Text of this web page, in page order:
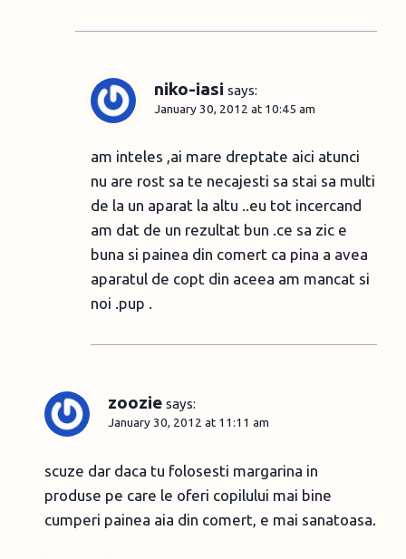
niko-iasi says:
January 30, 2012 at 10:45 am
am inteles ,ai mare dreptate aici atunci
nu are rost sa te necajesti sa stai sa multi
de la un aparat la altu ..eu tot incercand
am dat de un rezultat bun .ce sa zic e
buna si painea din comert ca pina a avea
aparatul de copt din aceea am mancat si
noi .pup .
zoozie says:
January 30, 2012 at 11:11 am
scuze dar daca tu folosesti margarina in
produse pe care le oferi copilului mai bine
cumperi painea aia din comert, e mai sanatoasa.